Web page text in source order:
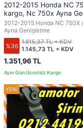
2012-2015 Honda NC
kargo, Nc 750x Ayna
2012-2015 Honda NC 750X
Ayna Genişletme
%36
1.351,96 TL
1.145,73 TL + KDV
1.815,37 TL + KDV